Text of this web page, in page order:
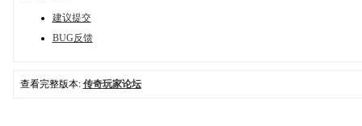
建议提交
BUG反馈
查看完整版本: 传奇玩家论坛